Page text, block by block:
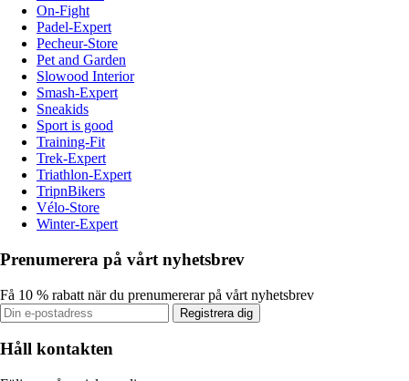
On-Fight
Padel-Expert
Pecheur-Store
Pet and Garden
Slowood Interior
Smash-Expert
Sneakids
Sport is good
Training-Fit
Trek-Expert
Triathlon-Expert
TripnBikers
Vélo-Store
Winter-Expert
Prenumerera på vårt nyhetsbrev
Få 10 % rabatt när du prenumererar på vårt nyhetsbrev
Registrera dig
Håll kontakten